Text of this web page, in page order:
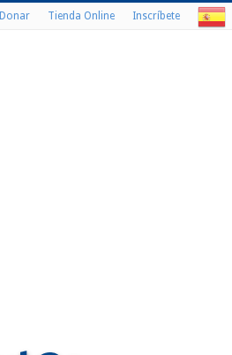
Donar Tienda Online Inscríbete